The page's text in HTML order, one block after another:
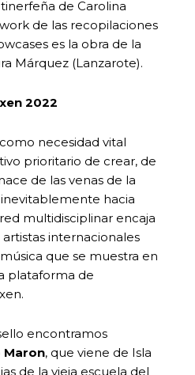
de Carolina
de las recopilaciones
es la obra de la
Márquez (Lanzarote).
2022
necesidad vital
prioritario de crear, de
de las venas de la
hacia
multidisciplinar encaja
internacionales
que se muestra en
plataforma de
encontramos
Maron, que viene de Isla
de la vieja escuela del